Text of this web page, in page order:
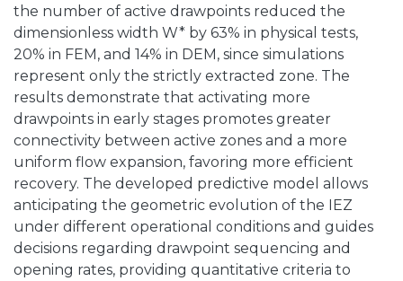
the number of active drawpoints reduced the
dimensionless width W* by 63% in physical tests,
20% in FEM, and 14% in DEM, since simulations
represent only the strictly extracted zone. The
results demonstrate that activating more
drawpoints in early stages promotes greater
connectivity between active zones and a more
uniform flow expansion, favoring more efficient
recovery. The developed predictive model allows
anticipating the geometric evolution of the IEZ
under different operational conditions and guides
decisions regarding drawpoint sequencing and
opening rates, providing quantitative criteria to